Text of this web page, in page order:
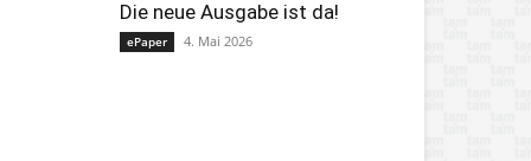
Die neue Ausgabe ist da!
ePaper 4. Mai 2026